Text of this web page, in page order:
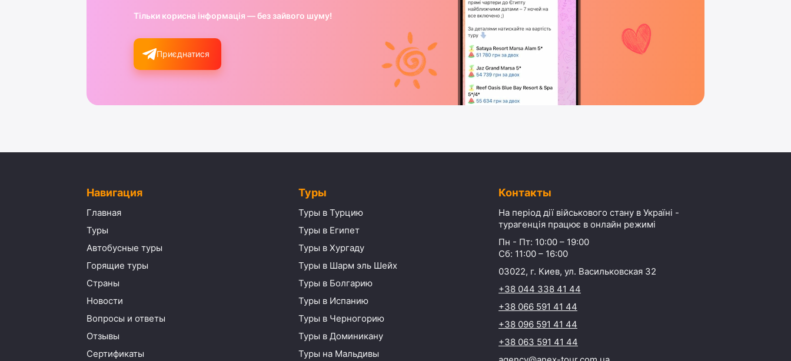
Тільки корисна інформація — без зайвого шуму!
Приєднатися
Навигация
Главная
Туры
Автобусные туры
Горящие туры
Страны
Новости
Вопросы и ответы
Отзывы
Сертификаты
Туры
Туры в Турцию
Туры в Египет
Туры в Хургаду
Туры в Шарм эль Шейх
Туры в Болгарию
Туры в Испанию
Туры в Черногорию
Туры в Доминикану
Туры на Мальдивы
Контакты
На період дії військового стану в Україні -
турагенція працює в онлайн режимі
Пн - Пт: 10:00 – 19:00
Сб: 11:00 – 16:00
03022, г. Киев, ул. Васильковская 32
+38 044 338 41 44
+38 066 591 41 44
+38 096 591 41 44
+38 063 591 41 44